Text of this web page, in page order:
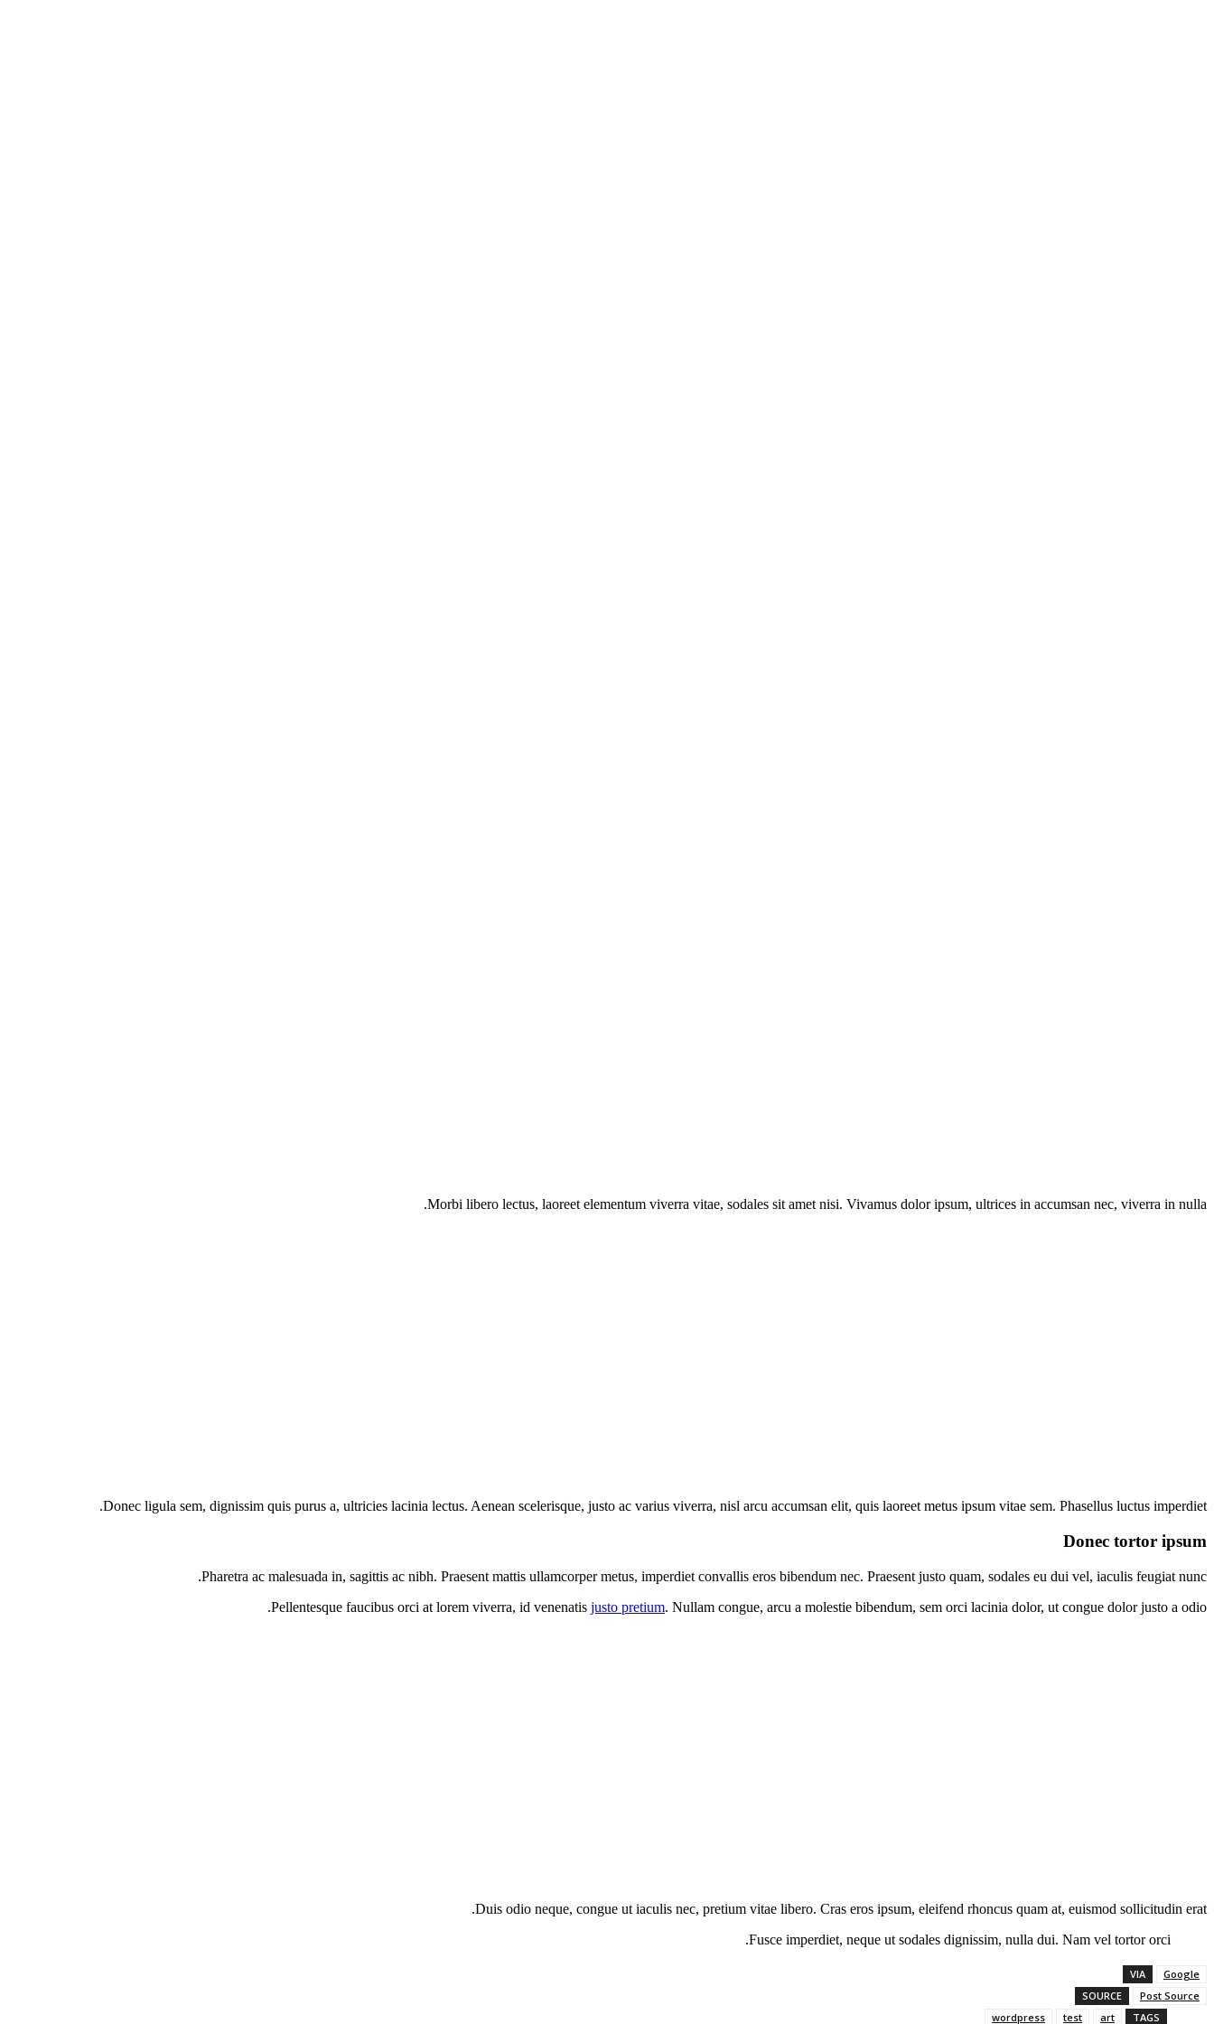
Morbi libero lectus, laoreet elementum viverra vitae, sodales sit amet nisi. Vivamus dolor ipsum, ultrices in accumsan nec, viverra in nulla.
Donec ligula sem, dignissim quis purus a, ultricies lacinia lectus. Aenean scelerisque, justo ac varius viverra, nisl arcu accumsan elit, quis laoreet metus ipsum vitae sem. Phasellus luctus imperdiet.
Donec tortor ipsum
Pharetra ac malesuada in, sagittis ac nibh. Praesent mattis ullamcorper metus, imperdiet convallis eros bibendum nec. Praesent justo quam, sodales eu dui vel, iaculis feugiat nunc.
Pellentesque faucibus orci at lorem viverra, id venenatis justo pretium. Nullam congue, arcu a molestie bibendum, sem orci lacinia dolor, ut congue dolor justo a odio.
Duis odio neque, congue ut iaculis nec, pretium vitae libero. Cras eros ipsum, eleifend rhoncus quam at, euismod sollicitudin erat.
Fusce imperdiet, neque ut sodales dignissim, nulla dui. Nam vel tortor orci.
VIA
Google
SOURCE
Post Source
TAGS
art
test
wordpress